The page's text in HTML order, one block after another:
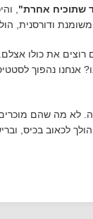
שתוכיח אחרת" ,
ודורסנית,
רוצים את כולו
אנחנו נהפוך
לא מה שהם
לכאוב בכיס,